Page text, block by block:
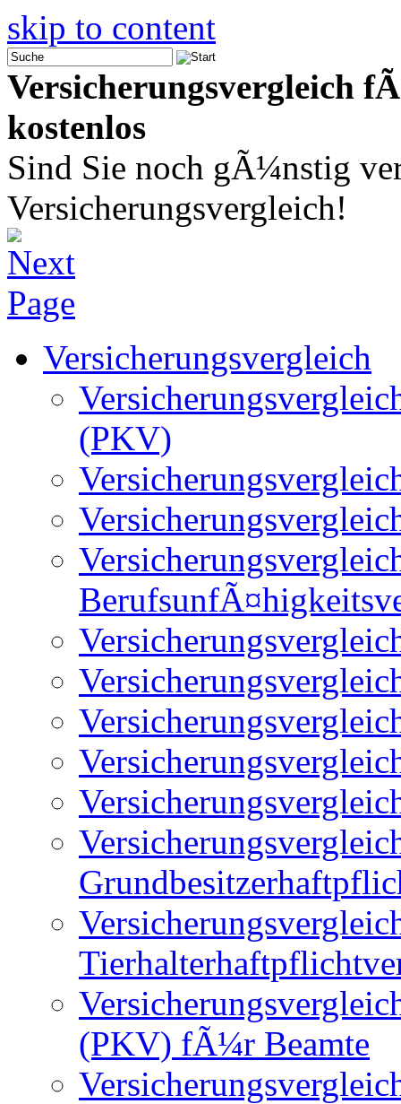
skip to content
Versicherungsvergleich
kostenlos
Sind Sie noch gÃ¼nstig
Versicherungsvergleich!
Versicherungsvergleich
(PKV)
(PKV) fÃ¼r Beamte